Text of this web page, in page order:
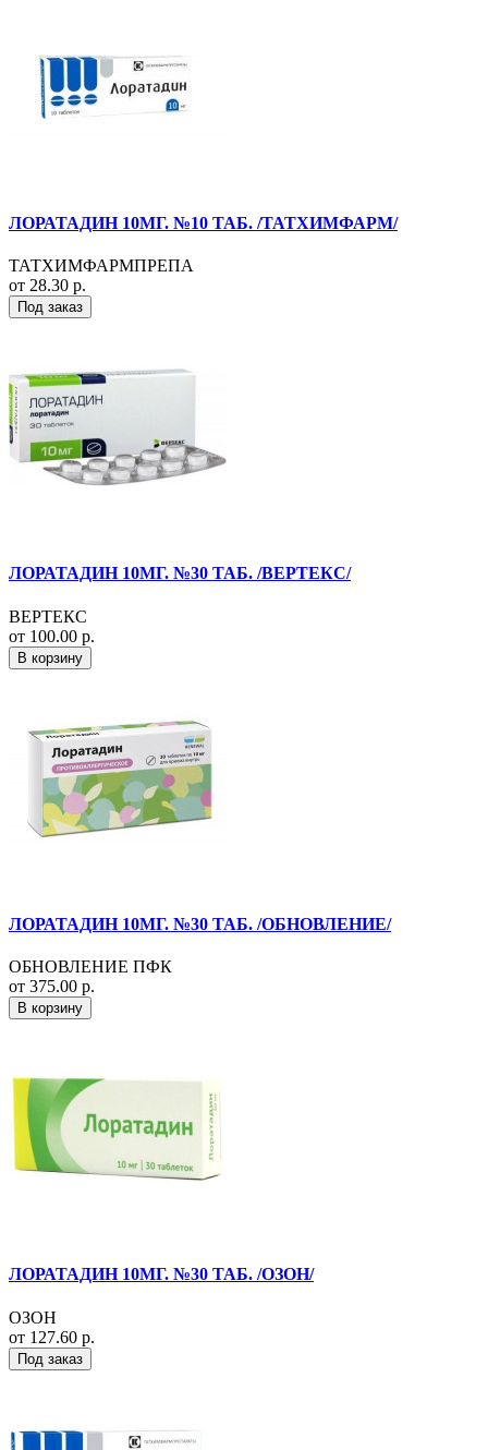
ЛОРАТАДИН 10МГ. №10 ТАБ. /ТАТХИМФАРМ/
ТАТХИМФАРМПРЕПА
от 28.30 р.
Под заказ
ЛОРАТАДИН 10МГ. №30 ТАБ. /ВЕРТЕКС/
ВЕРТЕКС
от 100.00 р.
В корзину
ЛОРАТАДИН 10МГ. №30 ТАБ. /ОБНОВЛЕНИЕ/
ОБНОВЛЕНИЕ ПФК
от 375.00 р.
В корзину
ЛОРАТАДИН 10МГ. №30 ТАБ. /ОЗОН/
ОЗОН
от 127.60 р.
Под заказ